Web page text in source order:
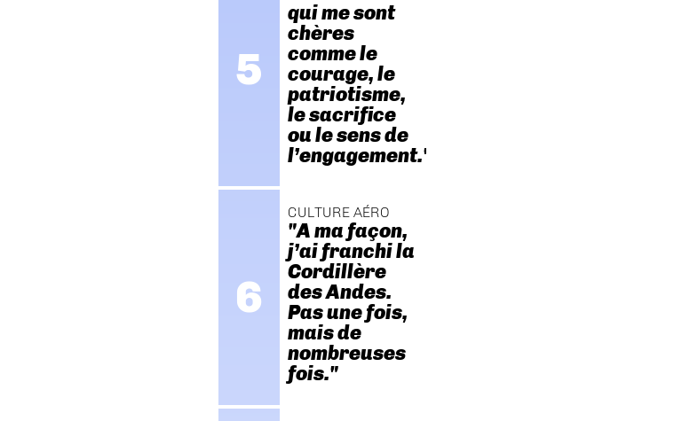
qui me sont
chères
comme le
courage, le
patriotisme,
le sacrifice
ou le sens de
l’engagement."
CULTURE AÉRO
"A ma façon,
j’ai franchi la
Cordillère
des Andes.
Pas une fois,
mais de
nombreuses
fois."